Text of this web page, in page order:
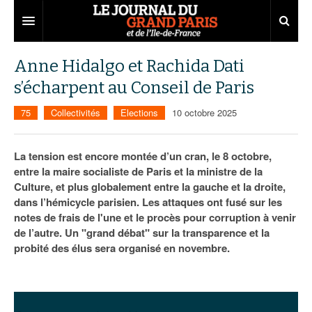
Territoires
Aménagement
Institutions
Services urbains
Entreprises
Emploi
Attractivité
Innovation
75
77
Carnet
Nominations
Portraits
Les Assises du Grand Paris
Éditions précédentes
Le podcast
Ecouter les épisodes
Anne Hidalgo et Rachida Dati
s’écharpent au Conseil de Paris
75 Collectivités Elections 10 octobre 2025
La tension est encore montée d’un cran, le 8 octobre,
entre la maire socialiste de Paris et la ministre de la
Culture, et plus globalement entre la gauche et la droite,
dans l’hémicycle parisien. Les attaques ont fusé sur les
notes de frais de l'une et le procès pour corruption à venir
de l’autre. Un "grand débat" sur la transparence et la
probité des élus sera organisé en novembre.